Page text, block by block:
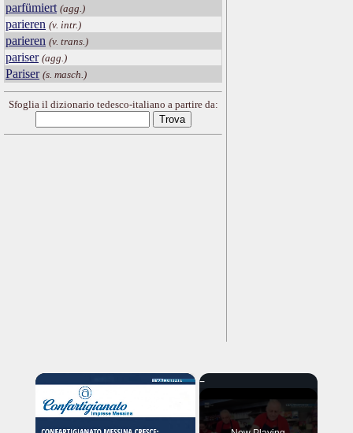
parfümiert (agg.)
parieren (v. intr.)
parieren (v. trans.)
pariser (agg.)
Pariser (s. masch.)
Sfoglia il dizionario tedesco-italiano a partire da:
×